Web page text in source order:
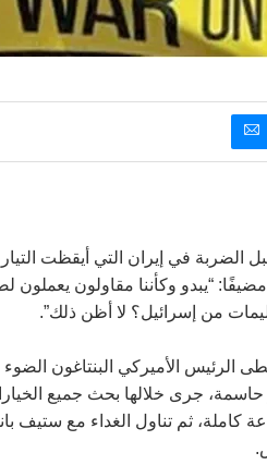
في إيران التي أيقظت التيار
“يبدو وكأننا مقاولون يعملون
من إسرائيل؟ لا أظن ذلك”.
قال دونالد ترامب: “حسنًا”. أعطى الرئيس الأميركي البنتاغون
جرى خلالها بحث جميع
كاملة، ثم تناول الغداء مع ستيف